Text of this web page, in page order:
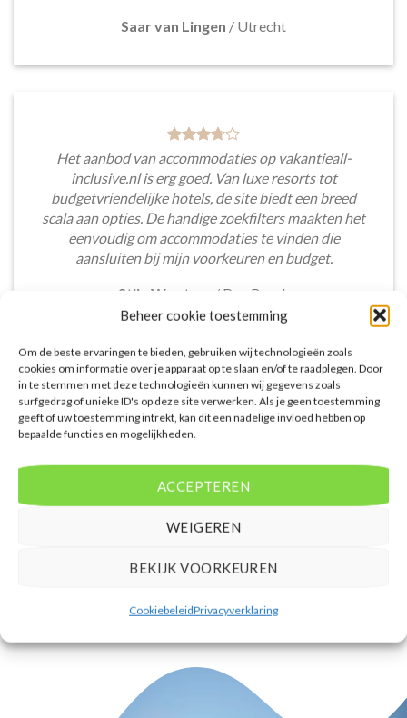
Beheer cookie toestemming
Om de beste ervaringen te bieden, gebruiken wij technologieën zoals
cookies om informatie over je apparaat op te slaan en/of te raadplegen. Door
in te stemmen met deze technologieën kunnen wij gegevens zoals
surfgedrag of unieke ID's op deze site verwerken. Als je geen toestemming
geeft of uw toestemming intrekt, kan dit een nadelige invloed hebben op
bepaalde functies en mogelijkheden.
ACCEPTEREN
WEIGEREN
BEKIJK VOORKEUREN
CookiebeleidPrivacyverklaring
Saar van Lingen / Utrecht
Het aanbod van accommodaties op vakantieall-
inclusive.nl is erg goed. Van luxe resorts tot
budgetvriendelijke hotels, de site biedt een breed
scala aan opties. De handige zoekfilters maakten het
eenvoudig om accommodaties te vinden die
aansluiten bij mijn voorkeuren en budget.
Stijn Wouters / Den Bosch
De aangeboden pakketreizen op de website zijn
handig voor reizigers die graag alles in één keer
regelen. Het aanbod varieert van budget, luxe tot
gezinsvriendelijke vakanties. De pakketten
omvatten accommodatie, vluchten en transfer.
Daarnaast ben ik verrast door de rijke inhoud en
heeft.